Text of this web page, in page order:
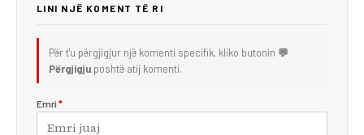
LINI NJË KOMENT TË RI
Për t'u përgjigjur një komenti specifik, kliko butonin 💬
Përgjigju poshtë atij komenti.
Emri *